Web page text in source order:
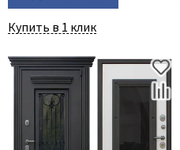
Купить в 1 клик